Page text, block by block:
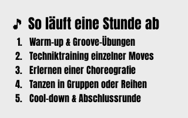
🎵 So läuft eine Stunde ab
Warm-up & Groove-Übungen
Techniktraining einzelner Moves
Erlernen einer Choreografie
Tanzen in Gruppen oder Reihen
Cool-down & Abschlussrunde